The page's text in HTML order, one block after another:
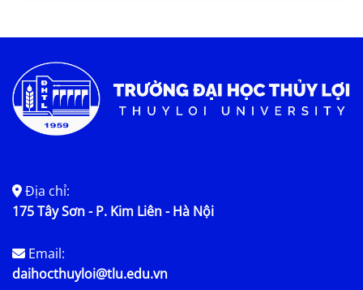
Địa chỉ:
175 Tây Sơn - P. Kim Liên - Hà Nội
Email:
daihocthuyloi@tlu.edu.vn